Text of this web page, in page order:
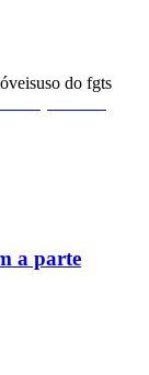
uso do fgts
a parte